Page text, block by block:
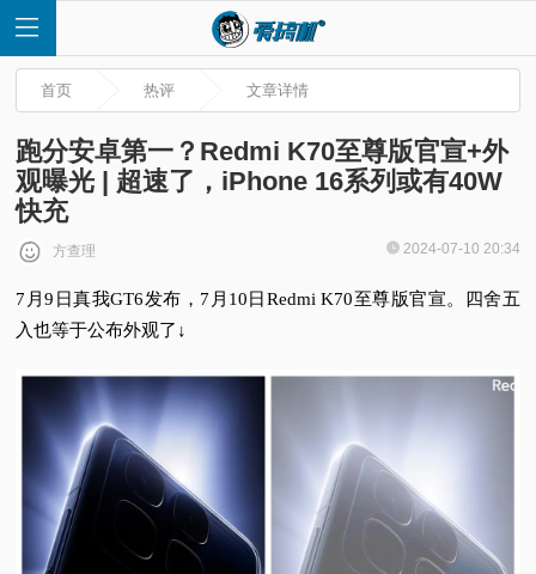
首
快
测
首页 热评 文章详情
跑分安卓第一？Redmi K70至尊版官宣+外
观曝光 | 超速了，iPhone 16系列或有40W
快充
方查理 2024-07-10 20:34
7月9日真我GT6发布，7月10日Redmi K70至尊版官宣。
四舍五
入也等于公布外观了↓